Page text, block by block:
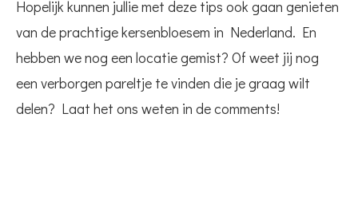
Hopelijk kunnen jullie met deze tips ook gaan genieten
van de prachtige kersenbloesem in Nederland. En
hebben we nog een locatie gemist? Of weet jij nog
een verborgen pareltje te vinden die je graag wilt
delen? Laat het ons weten in de comments!